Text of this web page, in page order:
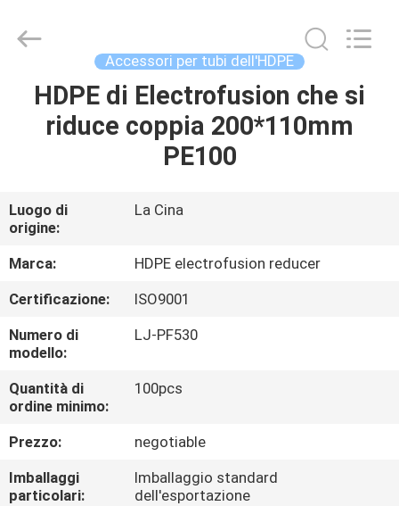
CASA
CIRCA
NOI
GIRO
DELLA
FABBRICA
CONTROLLO
DI
QUALITÀ
industriali
supplier.
Accessori per tubi dell'HDPE
HDPE di Electrofusion che si
riduce coppia 200*110mm
PE100
Luogo di
origine:
La Cina
Marca:
HDPE electrofusion reducer
Certificazione:
ISO9001
Numero di
modello:
LJ-PF530
Quantità di
ordine minimo:
100pcs
Prezzo:
negotiable
Imballaggi
particolari:
Imballaggio standard
dell'esportazione